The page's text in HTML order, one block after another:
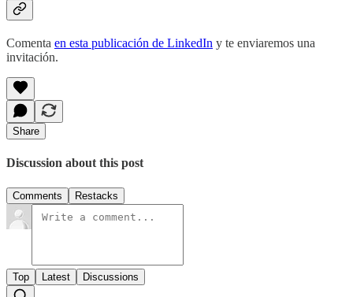
Comenta en esta publicación de LinkedIn y te enviaremos una
invitación.
Share
Discussion about this post
Comments Restacks
Top Latest Discussions